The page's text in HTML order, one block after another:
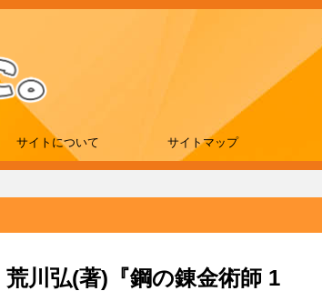
サイトについて サイトマップ
川弘(著)『鋼の錬金術師 1